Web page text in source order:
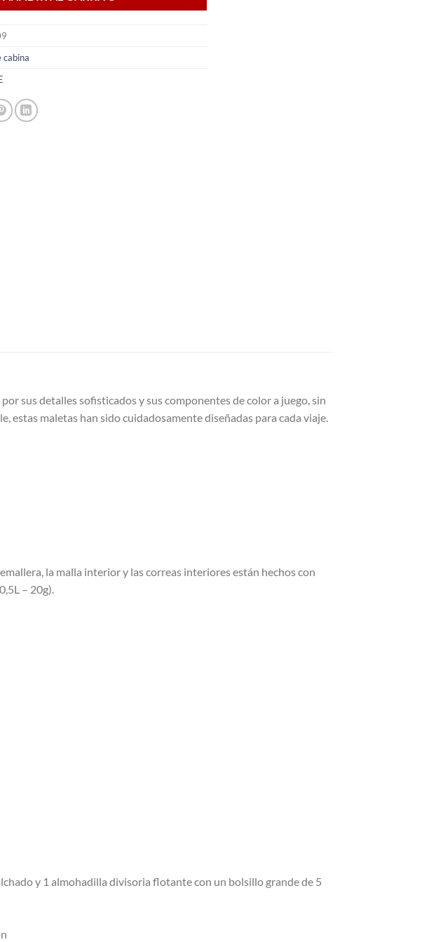
cabina
sus detalles sofisticados y sus componentes de color a juego, sin
maletas han sido cuidadosamente diseñadas para cada viaje.
la malla interior y las correas interiores están hechos con
– 20g).
y 1 almohadilla divisoria flotante con un bolsillo grande de 5